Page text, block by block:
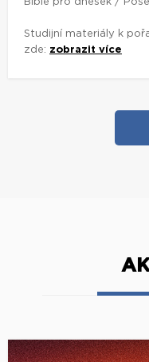
Bible pro dnešek /
Studijní materiály k
zde: zobrazit více